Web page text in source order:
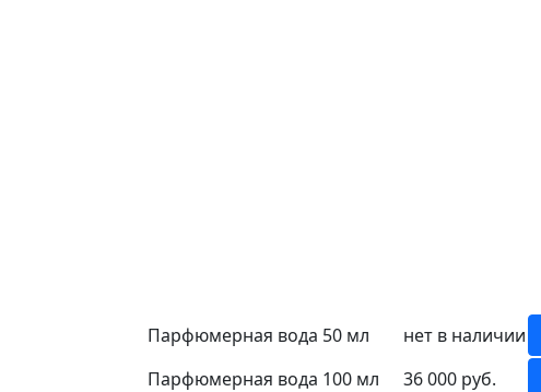
Парфюмерная вода 50 мл нет в наличии
Парфюмерная вода 100 мл
36 000 руб.